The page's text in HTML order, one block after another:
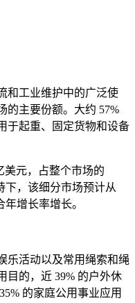
和工业维护中的广泛使
的主要份额。大约 57%
于起重、固定货物和设备
美元，占整个市场的
下，该细分市场预计从
年增长率增长。
乐活动以及常用绳索和绳
目的，近 39% 的户外休
的家庭公用事业应用